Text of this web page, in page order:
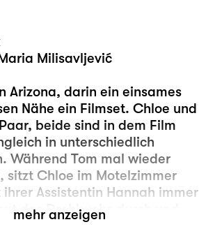
Milisavljević
Arizona, darin ein einsames
Nähe ein Filmset. Chloe und
beide sind in dem Film
in unterschiedlich
Während Tom mal wieder
sitzt Chloe im Motelzimmer
Assistentin Hannah immer
des Drehbuchs durch und
mehr anzeigen